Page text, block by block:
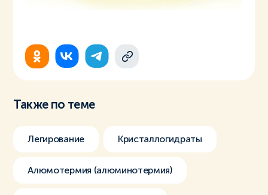
Также по теме
Легирование Кристаллогидраты
Алюмотермия (алюминотермия)